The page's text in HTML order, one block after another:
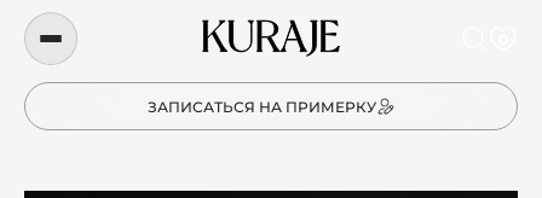
ЗАПИСАТЬСЯ НА ПРИМЕРКУ